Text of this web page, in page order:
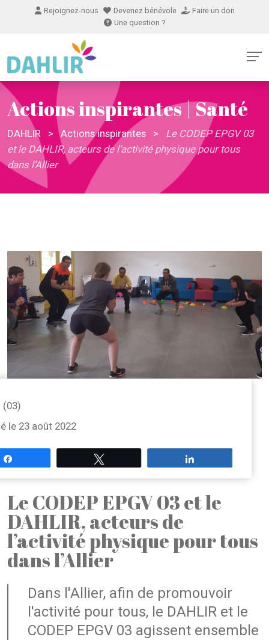
Rejoignez-nous Devenez bénévole
Faire un don
Une question ?
Actions inspirantes | Santé
DAHLIR > Actions inspirantes >
Le CODEP EPGV 03
et le DAHLIR, acteurs de l’activité physique pour tous
dans l’Allier
(03)
le 23 août 2022
Le CODEP EPGV 03 et le
DAHLIR, acteurs de
l’activité physique pour tous
dans l’Allier
Dans l'Allier, afin de promouvoir
l'activité pour tous, le DAHLIR et le
CODEP EPGV 03 agissent ensemble